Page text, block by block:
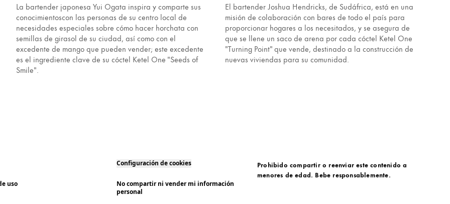
La bartender japonesa Yui Ogata inspira y comparte sus
conocimientoscon las personas de su centro local de
necesidades especiales sobre cómo hacer horchata con
semillas de girasol de su ciudad, así como con el
excedente de mango que pueden vender; este excedente
es el ingrediente clave de su cóctel Ketel One "Seeds of
Smile".
El bartender Joshua Hendricks, de Sudáfrica, está en una
misión de colaboración con bares de todo el país para
proporcionar hogares a los necesitados, y se asegura de
que se llene un saco de arena por cada cóctel Ketel One
"Turning Point" que vende, destinado a la construcción de
nuevas viviendas para su comunidad.
uso
Configuración de cookies
No compartir ni vender mi información
personal
Prohibido compartir o reenviar este contenido a
menores de edad. Bebe responsablemente.